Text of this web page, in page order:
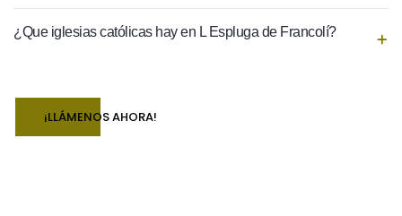
¿Que iglesias católicas hay en L Espluga de Francolí?
¡LLÁMENOS AHORA!